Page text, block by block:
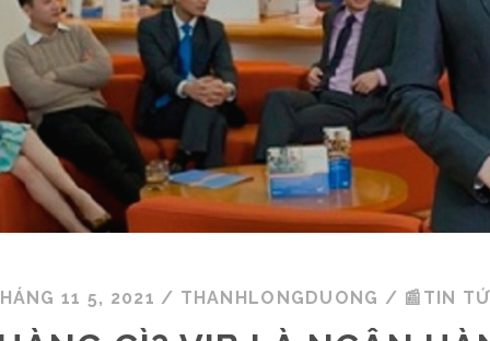
11 5, 2021 / THANHLONGDUONG / 📰TIN